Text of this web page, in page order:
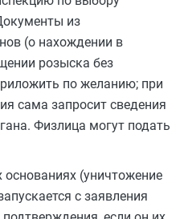
из
(о нахождении в
розыска без
по желанию; при
сама запросит сведения
Физлица могут подать
(уничтожение
с заявления